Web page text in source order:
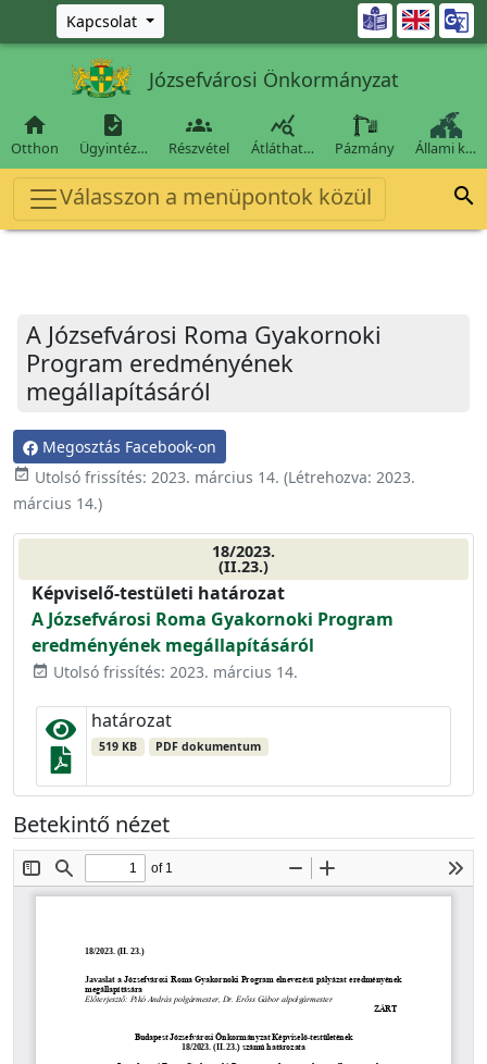
Ugrás a fő tartalomra
Kapcsolat 
Józsefvárosi Önkormányzat

Otthon

Ügyintéz…

Részvétel

Átláthat… Pázmány Állami k…
Válasszon a menüpontok közül 
A Józsefvárosi Roma Gyakornoki
Program eredményének
megállapításáról
Megosztás Facebook-on
event_available Utolsó frissítés: 2023. március 14. (Létrehozva: 2023.
március 14.)
18/2023.
(II.23.)
Képviselő-testületi határozat
A Józsefvárosi Roma Gyakornoki Program
eredményének megállapításáról
event_available Utolsó frissítés: 2023. március 14.
határozat
519 KB PDF dokumentum
Betekintő nézet